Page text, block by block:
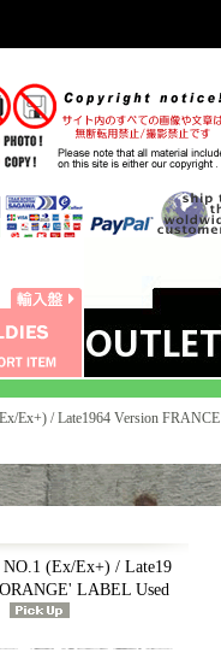
Ex+) / Late1964 Version FRANCE
(Ex/Ex+) / Late19
LABEL Used